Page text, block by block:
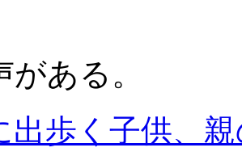
ある。
出歩く子供、